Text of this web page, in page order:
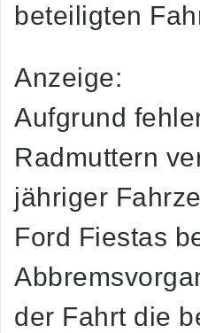
beteiligten
Anzeige:
Aufgrund
Radmuttern
jähriger
Ford Fiestas
der Fahrt die